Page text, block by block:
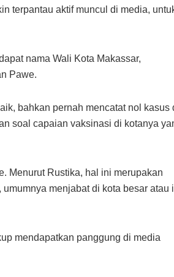
terpantau aktif muncul di media,
nama Wali Kota Makassar,
Pawe.
bahkan pernah mencatat nol kasus
soal capaian vaksinasi di kotanya
Menurut Rustika, hal ini merupakan
menjabat di kota besar atau
mendapatkan panggung di media